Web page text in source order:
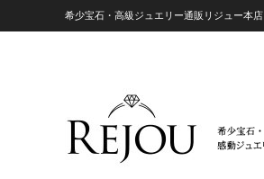
希少宝石・高級ジュエリー通販リジュー本店